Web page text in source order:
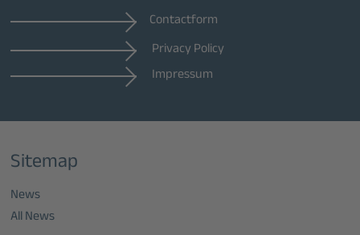
Contactform
Privacy Policy
Impressum
Sitemap
News
All News